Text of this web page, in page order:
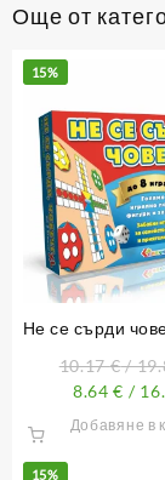
Още от
15%
Не се сърди
10.17€/
8.64€ /
Добавяне в
15%